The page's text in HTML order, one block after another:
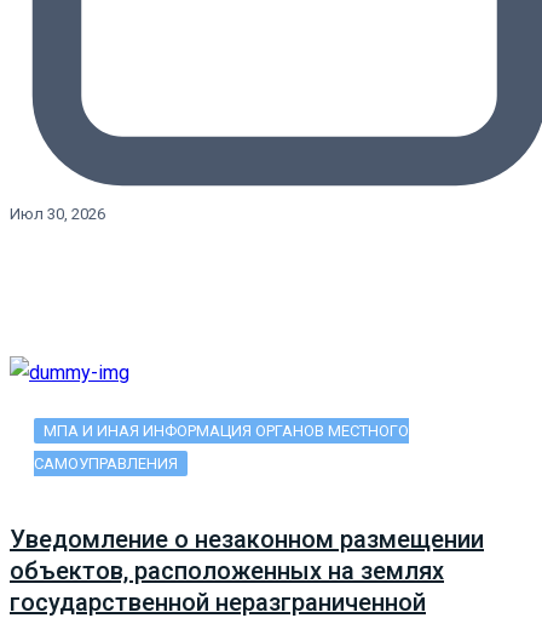
Июл 30, 2026
МПА И ИНАЯ ИНФОРМАЦИЯ ОРГАНОВ МЕСТНОГО
САМОУПРАВЛЕНИЯ
Уведомление о незаконном размещении
объектов, расположенных на землях
государственной неразграниченной